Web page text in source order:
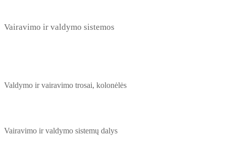
Vairavimo ir valdymo sistemos
Valdymo ir vairavimo trosai, kolonėlės
Vairavimo ir valdymo sistemų dalys